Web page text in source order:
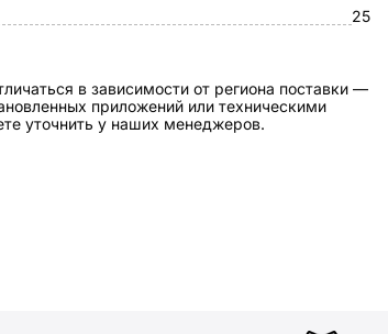
25
в зависимости от региона поставки —
приложений или техническими
уточнить у наших менеджеров.